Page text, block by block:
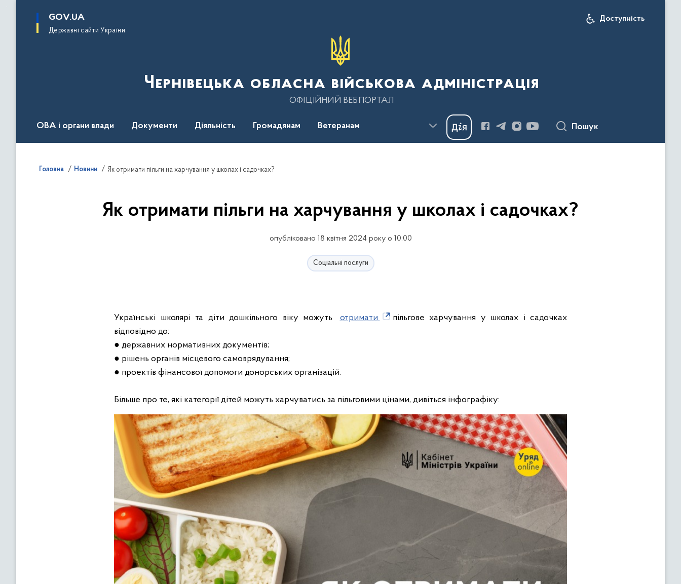
основного
GOV.UA
Державні сайти України
Доступність
Чернівецька обласна військова адміністрація
ОФІЦІЙНИЙ ВЕБПОРТАЛ
ОВА і органи влади Документи Діяльність Громадянам Ветеранам Пошук
Головна Новини Як отримати пільги на харчування у школах і садочках?
Як отримати пільги на харчування у школах і садочках?
опубліковано 18 квітня 2024 року о 10:00
Соціальні послуги
Українські школярі та діти дошкільного віку можуть отримати
пільгове харчування у школах і садочках
відповідно до:
● державних нормативних документів;
● рішень органів місцевого самоврядування;
● проектів фінансової допомоги донорських організацій.
Більше про те, які категорії дітей можуть харчуватись за пільговими цінами, дивіться інфографіку: